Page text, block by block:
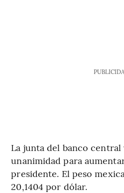
La junta del banco
unanimidad para
presidente. El peso
20,1404 por dólar.